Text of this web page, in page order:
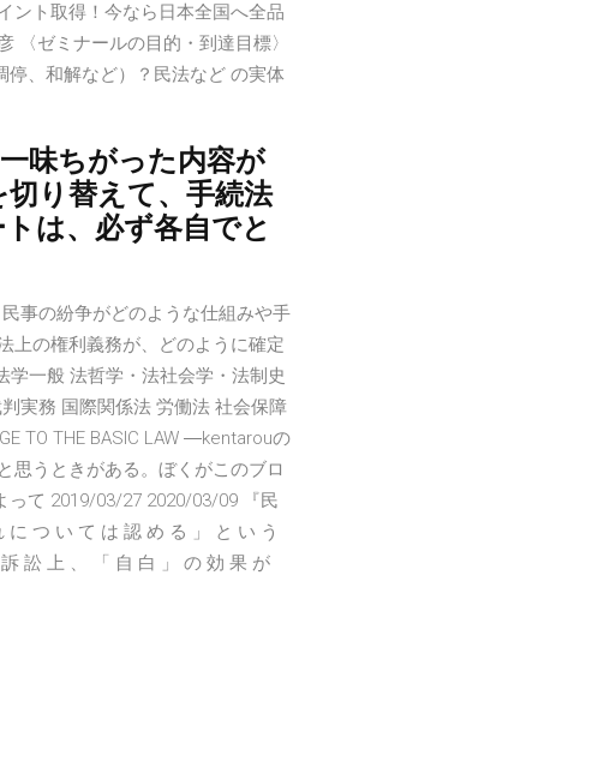
ント取得！今なら日本全国へ全品
〈ゼミナールの目的・到達目標〉
、和解など）？民法など の実体
味ちがった内容が
り替えて、手続法
は、必ず各自でと
事の紛争がどのような仕組みや手
上の権利義務が、どのように確定
学一般 法哲学・法社会学・法制史
実務 国際関係法 労働法 社会保障
TO THE BASIC LAW ―kentarouの
うときがある。ぼくがこのブロ
って 2019/03/27 2020/03/09 『民
つ い て は 認 め る 」 と い う
訟 上 、 「 自 白 」 の 効 果 が